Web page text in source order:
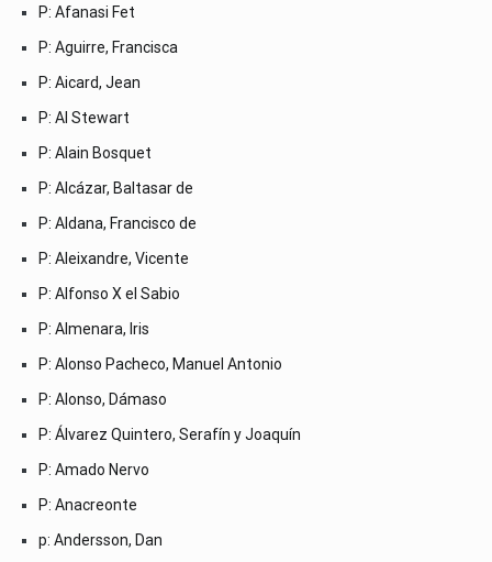
P: Afanasi Fet
P: Aguirre, Francisca
P: Aicard, Jean
P: Al Stewart
P: Alain Bosquet
P: Alcázar, Baltasar de
P: Aldana, Francisco de
P: Aleixandre, Vicente
P: Alfonso X el Sabio
P: Almenara, Iris
P: Alonso Pacheco, Manuel Antonio
P: Alonso, Dámaso
P: Álvarez Quintero, Serafín y Joaquín
P: Amado Nervo
P: Anacreonte
p: Andersson, Dan